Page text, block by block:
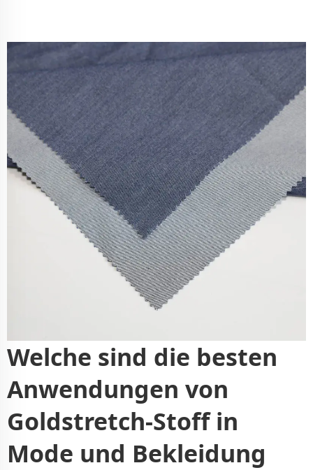
Welche sind die besten
Anwendungen von
Goldstretch-Stoff in
Mode und Bekleidung